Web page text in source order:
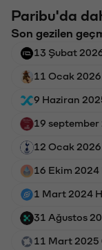
Paribu'da
Son gezilen
13 Şubat
11 Ocak
9 Haziran
19 september
12 Ocak
16 Ekim 2024
1 Mart 2024
31 Ağustos
11 Mart 2025